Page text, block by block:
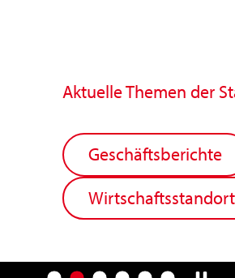
Aktuelle Themen der
Geschäftsberichte